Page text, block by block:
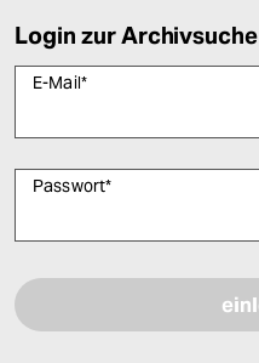
Login zur Archivsuche
E-Mail*
Passwort*